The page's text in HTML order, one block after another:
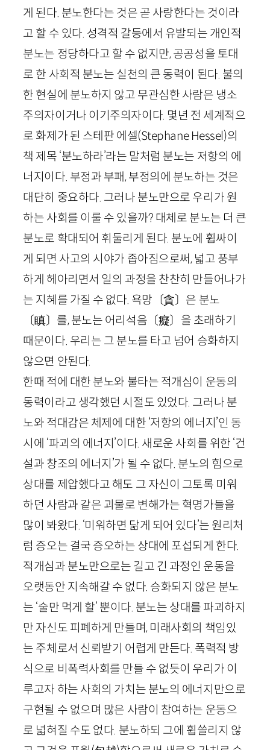
게 된다. 분노한다는 것은 곧 사랑한다는 것이라
고 할 수 있다. 성격적 갈등에서 유발되는 개인적
분노는 정당하다고 할 수 없지만, 공공성을 토대
로 한 사회적 분노는 실천의 큰 동력이 된다. 불의
한 현실에 분노하지 않고 무관심한 사람은 냉소
주의자이거나 이기주의자이다. 몇년 전 세계적으
로 화제가 된 스테판 에셀(Stephane Hessel)의
책 제목 ‘분노하라’라는 말처럼 분노는 저항의 에
너지이다. 부정과 부패, 부정의에 분노하는 것은
대단히 중요하다. 그러나 분노만으로 우리가 원
하는 사회를 이룰 수 있을까? 대체로 분노는 더 큰
분노로 확대되어 휘둘리게 된다. 분노에 휩싸이
게 되면 사고의 시야가 좁아짐으로써, 넓고 풍부
하게 헤아리면서 일의 과정을 찬찬히 만들어나가
는 지혜를 가질 수 없다. 욕망 〔貪〕 은 분노
〔瞋〕 를, 분노는 어리석음 〔癡〕 을 초래하기
때문이다. 우리는 그 분노를 타고 넘어 승화하지
않으면 안된다.
한때 적에 대한 분노와 불타는 적개심이 운동의
동력이라고 생각했던 시절도 있었다. 그러나 분
노와 적대감은 체제에 대한 ‘저항의 에너지’인 동
시에 ‘파괴의 에너지’이다. 새로운 사회를 위한 ‘건
설과 창조의 에너지’가 될 수 없다. 분노의 힘으로
상대를 제압했다고 해도 그 자신이 그토록 미워
하던 사람과 같은 괴물로 변해가는 혁명가들을
많이 봐왔다. ‘미워하면 닮게 되어 있다’는 원리처
럼 증오는 결국 증오하는 상대에 포섭되게 한다.
적개심과 분노만으로는 길고 긴 과정인 운동을
오랫동안 지속해갈 수 없다. 승화되지 않은 분노
는 ‘술만 먹게 할’ 뿐이다. 분노는 상대를 파괴하지
만 자신도 피폐하게 만들며, 미래사회의 책임있
는 주체로서 신뢰받기 어렵게 만든다. 폭력적 방
식으로 비폭력사회를 만들 수 없듯이 우리가 이
루고자 하는 사회의 가치는 분노의 에너지만으로
구현될 수 없으며 많은 사람이 참여하는 운동으
로 넓혀질 수도 없다. 분노하되 그에 휩쓸리지 않